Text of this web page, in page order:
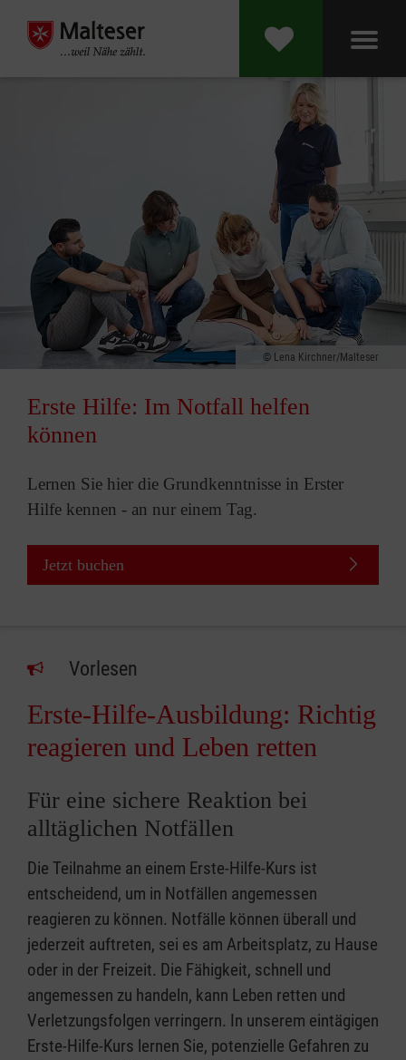
Lena Kirchner/Malteser
Erste Hilfe: Im Notfall helfen
können
Lernen Sie hier die Grundkenntnisse in Erster
Hilfe kennen - an nur einem Tag.
Jetzt buchen
Vorlesen
Erste-Hilfe-Ausbildung: Richtig
reagieren und Leben retten
Für eine sichere Reaktion bei
alltäglichen Notfällen
Die Teilnahme an einem Erste-Hilfe-Kurs ist
entscheidend, um in Notfällen angemessen
reagieren zu können. Notfälle können überall und
jederzeit auftreten, sei es am Arbeitsplatz, zu Hause
oder in der Freizeit. Die Fähigkeit, schnell und
angemessen zu handeln, kann Leben retten und
Verletzungsfolgen verringern. In unserem eintägigen
Erste-Hilfe-Kurs lernen Sie, potenzielle Gefahren zu